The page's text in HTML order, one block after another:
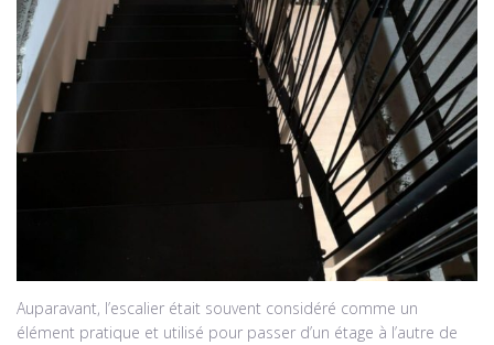
Auparavant, l’escalier était souvent considéré comme un
élément pratique et utilisé pour passer d’un étage à l’autre de